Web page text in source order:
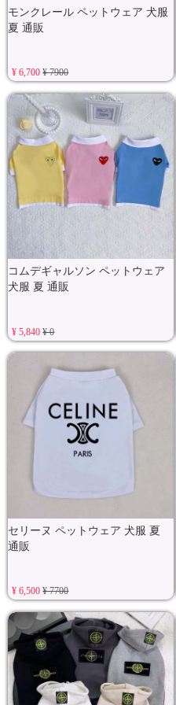
モンクレール ペットウェア 犬服
夏 通販
¥ 6,700¥ 7900
コムデギャルソン ペットウェア
犬服 夏 通販
¥ 5,840¥ 0
セリーヌ ペットウェア 犬服 夏
通販
¥ 6,500¥ 7700